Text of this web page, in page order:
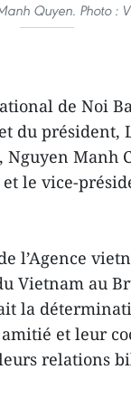
Quyen. Photo :
de Noi
du président,
Manh
le vice-
l’Agence
Vietnam au
la
et leur
relations